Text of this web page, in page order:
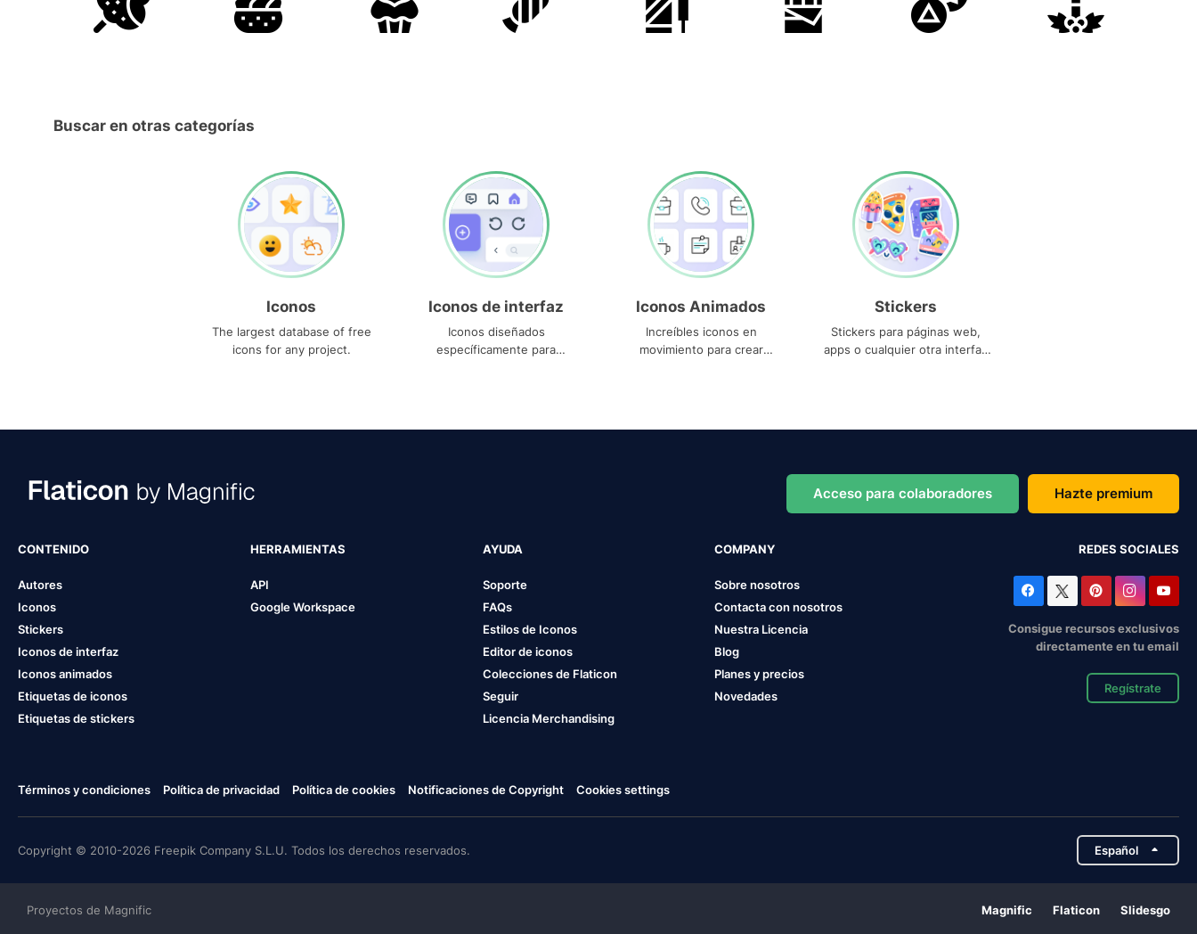
Buscar en otras categorías
Iconos
The largest database of free
icons for any project.
Iconos de interfaz
Iconos diseñados
específicamente para
Iconos Animados
Increíbles iconos en
movimiento para crear
Stickers
Stickers para páginas web,
apps o cualquier otra interfaz
Acceso para colaboradores Hazte premium
CONTENIDO
Autores
Iconos
Stickers
Iconos de interfaz
Iconos animados
Etiquetas de iconos
Etiquetas de stickers
HERRAMIENTAS
API
Google Workspace
AYUDA
Soporte
FAQs
Estilos de Iconos
Editor de iconos
Colecciones de Flaticon
Seguir
Licencia Merchandising
COMPANY
Sobre nosotros
Contacta con nosotros
Nuestra Licencia
Blog
Planes y precios
Novedades
REDES SOCIALES
Consigue recursos exclusivos
directamente en tu email
Regístrate
Términos y condiciones Política de privacidad Política de cookies Notificaciones de Copyright Cookies settings
Copyright © 2010-2026 Freepik Company S.L.U. Todos los derechos reservados. Español
Proyectos de Magnific Magnific Flaticon Slidesgo